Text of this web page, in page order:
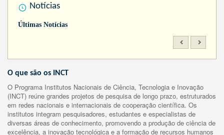
Notícias
Últimas Notícias
O que são os INCT
O Programa Institutos Nacionais de Ciência, Tecnologia e Inovação
(INCT) reúne grandes projetos de pesquisa de longo prazo, estruturados
em redes nacionais e internacionais de cooperação científica. Os
institutos integram pesquisadores, estudantes e especialistas de
diversas áreas de conhecimento, promovendo a produção de ciência de
excelência, a inovação tecnológica e a formação de recursos humanos